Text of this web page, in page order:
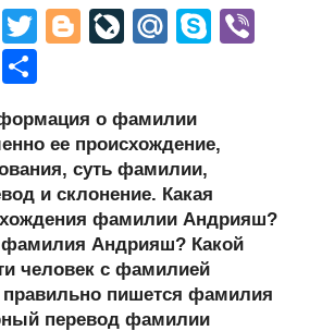
F
a
c
T
er
Bl
g
er
Li
J
o
ur
n
al
M
u
S
e
E
р
а
в
и
ть
о фамилии
ее происхождение,
суть фамилии,
и склонение. Какая
фамилии Андрияш?
Андрияш? Какой
человек с фамилией
пишется фамилия
перевод фамилии